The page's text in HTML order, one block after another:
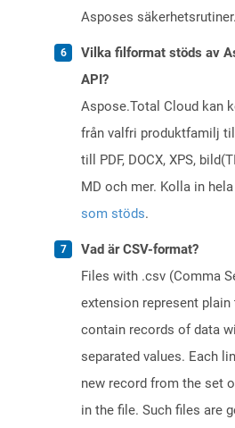
Asposes säkerhetsrutiner.
Vilka filformat stöds av
API?
Aspose.Total Cloud kan
från valfri produktfamilj
till PDF, DOCX, XPS,
MD och mer. Kolla in
som stöds.
Vad är CSV-format?
Files with .csv (Comma
extension represent
contain records of data
separated values. Each
new record from the set
in the file. Such files are